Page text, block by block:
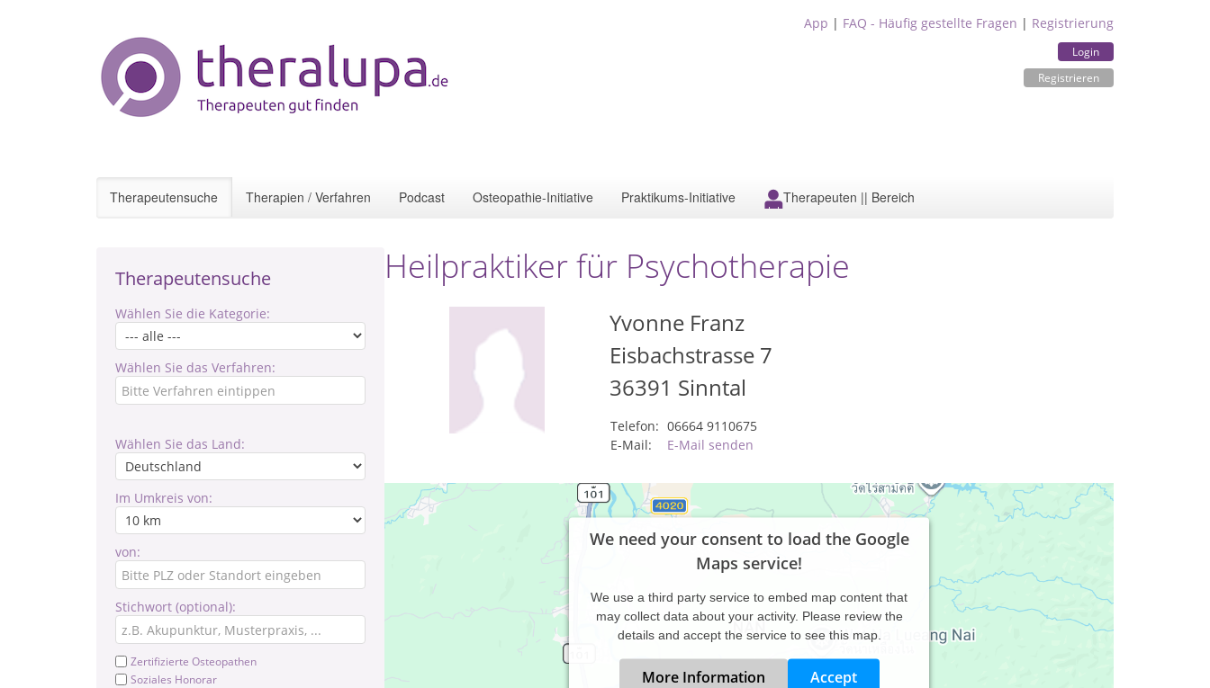
App | FAQ - Häufig gestellte Fragen | Registrierung
Login
Registrieren
Therapeutensuche Therapien / Verfahren Podcast Osteopathie-Initiative Praktikums-Initiative Therapeuten || Bereich
Therapeutensuche
Wählen Sie die Kategorie:
Wählen Sie das Verfahren:
Wählen Sie das Land:
Im Umkreis von:
von:
Stichwort (optional):
Zertifizierte Osteopathen
Soziales Honorar
Heilpraktiker für Psychotherapie
Yvonne Franz
Eisbachstrasse 7
36391 Sinntal
Telefon: 06664 9110675
E-Mail:
E-Mail senden
We need your consent to load the Google
Maps service!
We use a third party service to embed map content that
may collect data about your activity. Please review the
details and accept the service to see this map.
More Information Accept